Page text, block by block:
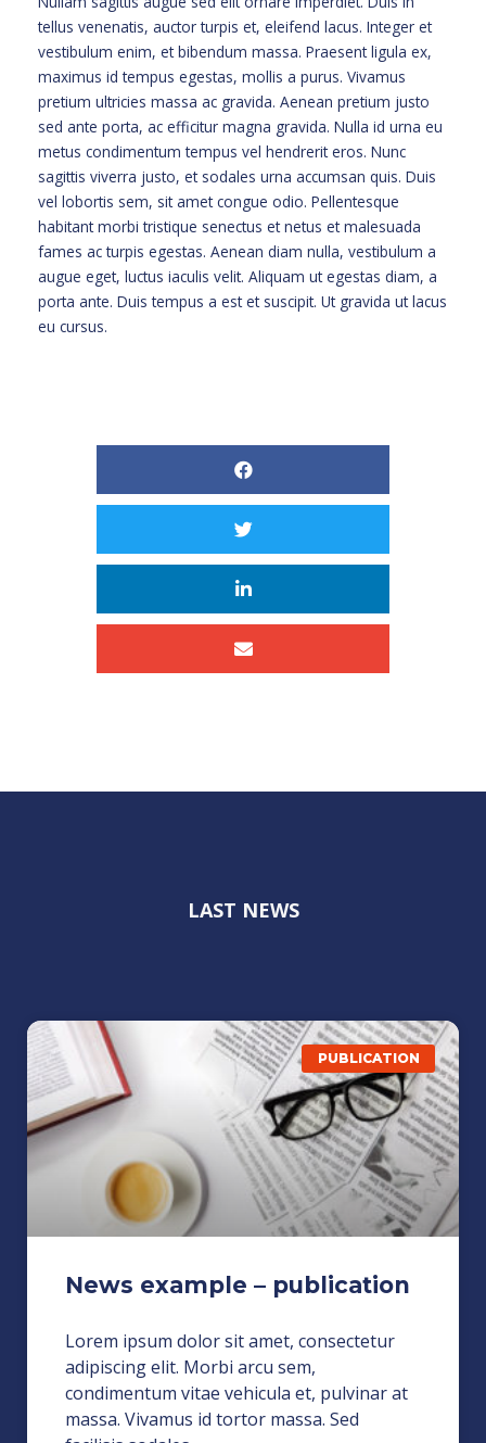
tellus venenatis, auctor turpis et, eleifend lacus. Integer et
vestibulum enim, et bibendum massa. Praesent ligula ex,
maximus id tempus egestas, mollis a purus. Vivamus
pretium ultricies massa ac gravida. Aenean pretium justo
sed ante porta, ac efficitur magna gravida. Nulla id urna eu
metus condimentum tempus vel hendrerit eros. Nunc
sagittis viverra justo, et sodales urna accumsan quis. Duis
vel lobortis sem, sit amet congue odio. Pellentesque
habitant morbi tristique senectus et netus et malesuada
fames ac turpis egestas. Aenean diam nulla, vestibulum a
augue eget, luctus iaculis velit. Aliquam ut egestas diam, a
porta ante. Duis tempus a est et suscipit. Ut gravida ut lacus
eu cursus.
LAST NEWS
PUBLICATION
News example – publication
Lorem ipsum dolor sit amet, consectetur
adipiscing elit. Morbi arcu sem,
condimentum vitae vehicula et, pulvinar at
massa. Vivamus id tortor massa. Sed